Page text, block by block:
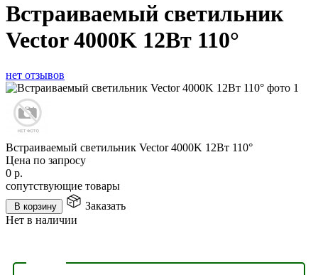
Встраиваемый светильник
Vector 4000K 12Вт 110°
нет отзывов
Встраиваемый светильник Vector 4000K 12Вт 110°
Цена по запросу
0 р.
сопутствующие товары
В корзину
Заказать
Нет в наличии